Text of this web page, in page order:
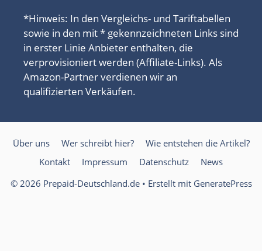
*Hinweis: In den Vergleichs- und Tariftabellen
sowie in den mit * gekennzeichneten Links sind
in erster Linie Anbieter enthalten, die
verprovisioniert werden (Affiliate-Links). Als
Amazon-Partner verdienen wir an
qualifizierten Verkäufen.
Über uns Wer schreibt hier?
Wie entstehen die Artikel?
Kontakt
Impressum Datenschutz
News
© 2026 Prepaid-Deutschland.de• Erstellt mit GeneratePress